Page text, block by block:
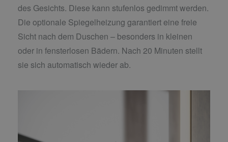
des Gesichts. Diese kann stufenlos gedimmt werden.
Die optionale Spiegelheizung garantiert eine freie
Sicht nach dem Duschen – besonders in kleinen
oder in fensterlosen Bädern. Nach 20 Minuten stellt
sie sich automatisch wieder ab.